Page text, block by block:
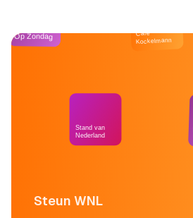
Steun WNL
Op Zondag
Stand van
Nederland
Café
Kockelmann